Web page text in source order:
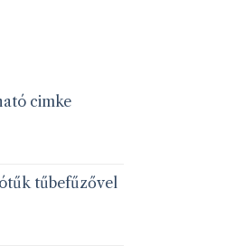
cimke
tűbefűzővel